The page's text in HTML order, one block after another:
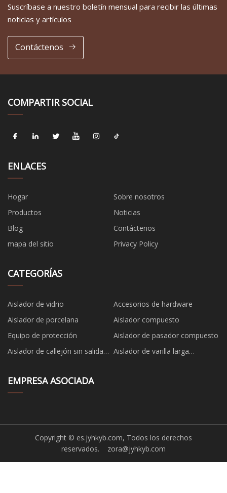
Suscríbase a nuestro boletín mensual para recibir las últimas
noticias y artículos
Contáctenos
COMPARTIR SOCIAL
ENLACES
Hogar
Sobre nosotros
Productos
Noticias
Blog
Contáctenos
mapa del sitio
Privacy Policy
CATEGORÍAS
Aislador de vidrio
Accesorios de hardware
Aislador de porcelana
Aislador compuesto
Equipo de protección
Aislador de pasador compuesto
Aislador de callejón sin salida
Aislador de varilla larga
EMPRESA ASOCIADA
Copyright © es.jyhkyb.com, Todos los derechos
reservados. zora@jyhkyb.com